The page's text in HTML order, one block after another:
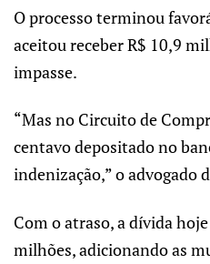
O processo terminou
aceitou receber R$ 10,9
impasse.
“Mas no Circuito de
centavo depositado no
indenização,” o advogado
Com o atraso, a dívida
milhões, adicionando as